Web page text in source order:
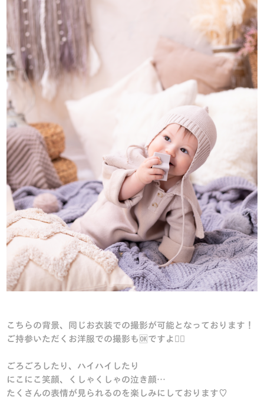
こちらの背景、同じお衣装での撮影が可能となっております！
ご持参いただくお洋服での撮影も🆗ですよ🙆‍♀️
ごろごろしたり、ハイハイしたり
にこにこ笑顔、くしゃくしゃの泣き顔…
たくさんの表情が見られるのを楽しみにしております♡